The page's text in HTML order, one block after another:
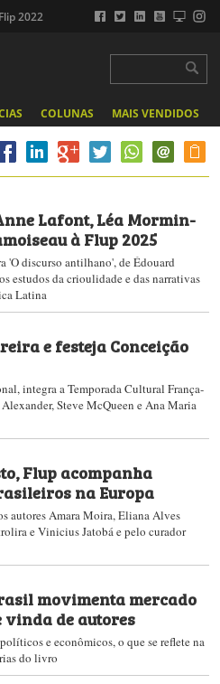
2022
COLUNAS MAIS VENDIDOS
Lafont, Léa Mormin-
à Flup 2025
'O discurso antilhano', de Édouard
estudos da crioulidade e das narrativas
Latina
e festeja Conceição
integra a Temporada Cultural França-
Steve McQueen e Ana Maria
Flup acompanha
na Europa
autores Amara Moira​, Eliana Alves
e Vinicius Jatobá e pelo curador
movimenta mercado
de autores
e econômicos, o que se reflete na
do livro